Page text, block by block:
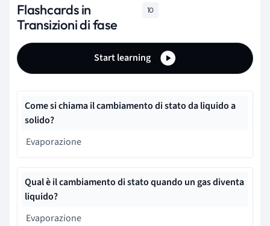
Flashcards in
Transizioni di fase
10
Start learning
Come si chiama il cambiamento di stato da liquido a
solido?
Evaporazione
Qual è il cambiamento di stato quando un gas diventa
liquido?
Evaporazione